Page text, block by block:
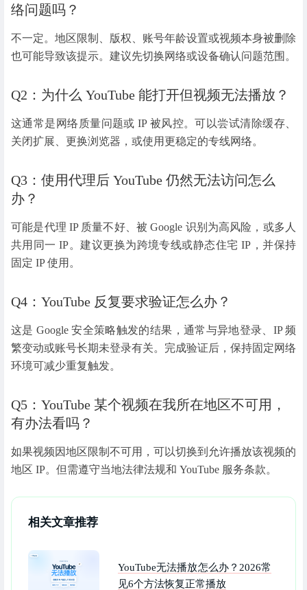
络问题吗？
不一定。地区限制、版权、账号年龄设置或视频本身被删除
也可能导致该提示。建议先切换网络或设备确认问题范围。
Q2：为什么 YouTube 能打开但视频无法播放？
这通常是网络质量问题或 IP 被风控。可以尝试清除缓存、
关闭扩展、更换浏览器，或使用更稳定的专线网络。
Q3：使用代理后 YouTube 仍然无法访问怎么
办？
可能是代理 IP 质量不好、被 Google 识别为高风险，或多人
共用同一 IP。建议更换为跨境专线或静态住宅 IP，并保持
固定 IP 使用。
Q4：YouTube 反复要求验证怎么办？
这是 Google 安全策略触发的结果，通常与异地登录、IP 频
繁变动或账号长期未登录有关。完成验证后，保持固定网络
环境可减少重复触发。
Q5：YouTube 某个视频在我所在地区不可用，
有办法看吗？
如果视频因地区限制不可用，可以切换到允许播放该视频的
地区 IP。但需遵守当地法律法规和 YouTube 服务条款。
相关文章推荐
YouTube无法播放怎么办？2026常
见6个方法恢复正常播放